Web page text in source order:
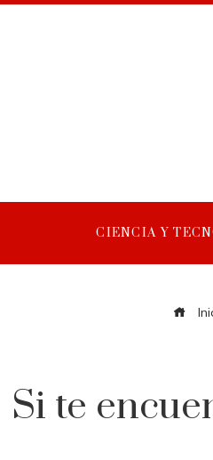
CIENCIA Y
Si te